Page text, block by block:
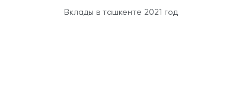
Вклады в ташкенте 2021 год